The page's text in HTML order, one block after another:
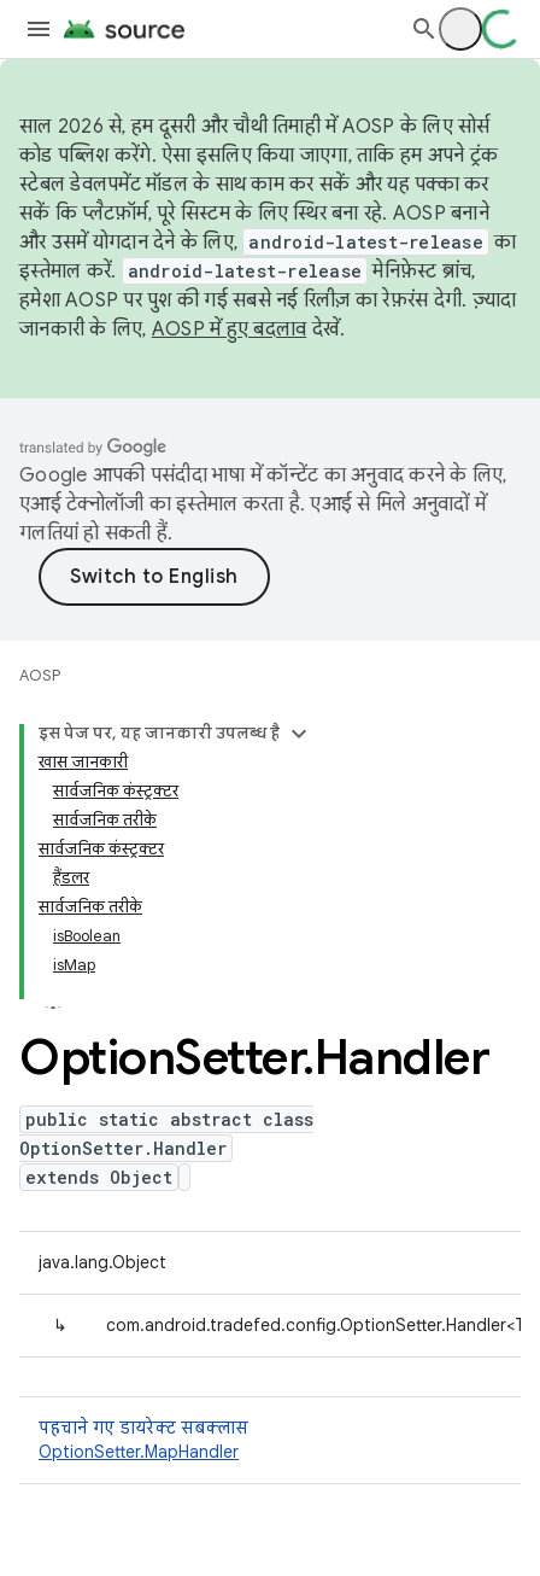
साल 2026 से, हम दूसरी और चौथी तिमाही में AOSP के लिए सोर्स
कोड पब्लिश करेंगे. ऐसा इसलिए किया जाएगा, ताकि हम अपने ट्रंक
स्टेबल डेवलपमेंट मॉडल के साथ काम कर सकें और यह पक्का कर
सकें कि प्लैटफ़ॉर्म, पूरे सिस्टम के लिए स्थिर बना रहे. AOSP बनाने
और उसमें योगदान देने के लिए, android-latest-release का
इस्तेमाल करें.
android-latest-release मेनिफ़ेस्ट ब्रांच,
हमेशा AOSP पर पुश की गई सबसे नई रिलीज़ का रेफ़रंस देगी. ज़्यादा
जानकारी के लिए, AOSP में हुए बदलावदेखें.
Google आपकी पसंदीदा भाषा में कॉन्टेंट का अनुवाद करने के लिए,
एआई टेक्नोलॉजी का इस्तेमाल करता है. एआई से मिले अनुवादों में
गलतियां हो सकती हैं.
AOSP
इस पेज पर, यह जानकारी उपलब्ध है
खास जानकारी
सार्वजनिक कंस्ट्रक्टर
सार्वजनिक तरीके
सार्वजनिक कंस्ट्रक्टर
हैंडलर
सार्वजनिक तरीके
isBoolean
isMap
OptionSetter.Handler
public static abstract class
OptionSetter.Handler
extends Object
java.lang.Object
↳ com.android.tradefed.config.OptionSetter.Handler<T>
पहचाने गए डायरेक्ट सबक्लास
OptionSetter.MapHandler